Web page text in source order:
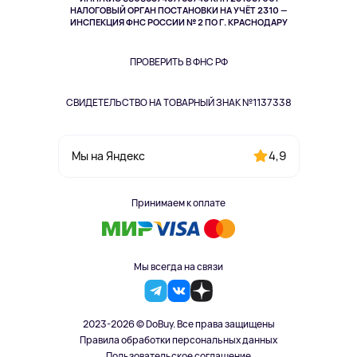
НАЛОГОВЫЙ ОРГАН ПОСТАНОВКИ НА УЧЁТ 2310 —
ИНСПЕКЦИЯ ФНС РОССИИ № 2 ПО Г. КРАСНОДАРУ
ПРОВЕРИТЬ В ФНС РФ
СВИДЕТЕЛЬСТВО НА ТОВАРНЫЙ ЗНАК №1137338
Мы на Яндекс 4,9
Принимаем к оплате
Мы всегда на связи
Одежда и аксессуары
2023-2026 © DoBuy. Все права защищены
Правила обработки персональных данных